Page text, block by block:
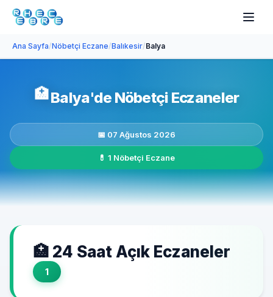
Ana Sayfa/Nöbetçi Eczane/Balıkesir/Balya
🏥Balya'de Nöbetçi Eczaneler
📅 07 Ağustos 2026
💊 1 Nöbetçi Eczane
🏥 24 Saat Açık Eczaneler
1